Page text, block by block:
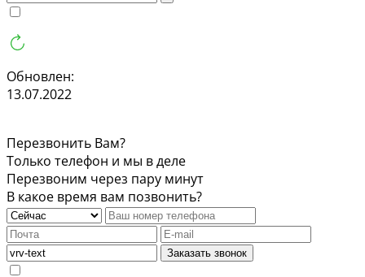
Обновлен:
13.07.2022
Перезвонить Вам?
Только телефон и мы в деле
Перезвоним через пару минут
В какое время вам позвонить?
Заказать звонок